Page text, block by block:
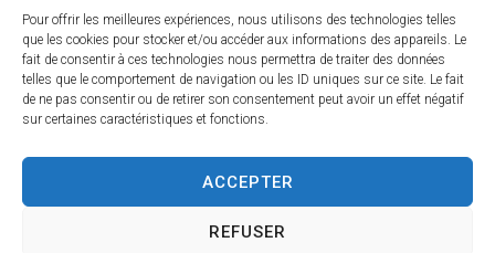
Pour offrir les meilleures expériences, nous utilisons des technologies telles
que les cookies pour stocker et/ou accéder aux informations des appareils. Le
fait de consentir à ces technologies nous permettra de traiter des données
telles que le comportement de navigation ou les ID uniques sur ce site. Le fait
de ne pas consentir ou de retirer son consentement peut avoir un effet négatif
sur certaines caractéristiques et fonctions.
ACCEPTER
REFUSER
Samedi :
9h – 12h (Uniquement le 1er samedi du mois)
Accessibilité
Mentions légales
Confidentialité